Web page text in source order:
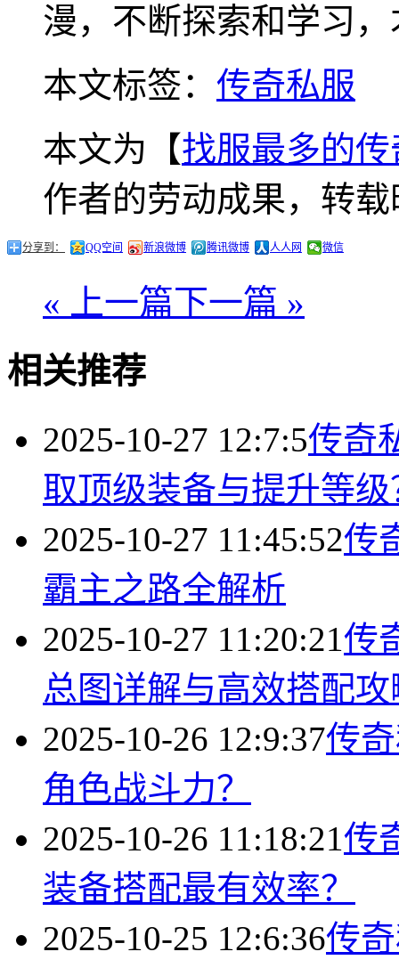
漫，不断探索和学习
本文标签： 传奇私服
本文为【找服最多的
作者的劳动成果，转
分享到： QQ空间 新浪微博 腾讯微博 人人网 微信
« 上一篇下一篇 »
相关推荐
2025-10-27 12:7:5传奇
取顶级装备与提升等级
2025-10-27 11:45:52传
霸主之路全解析
2025-10-27 11:20:21传
总图详解与高效搭配攻
2025-10-26 12:9:37传
角色战斗力？
2025-10-26 11:18:21传
装备搭配最有效率？
2025-10-25 12:6:36传